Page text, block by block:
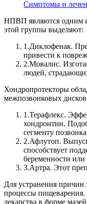
Симптомы и
НПВП являются одним
этой группы выделяют:
1.Диклофенак.
привести к
2.Мовалис.
людей,
Хондропротекторы
межпозвонковых
1.Терафлекс.
хондроитин.
сегменту
2.Афлутоп.
способствует
беременности
3.Артра. Этот
Для устранения причин
процессы пищеварения.
лекарства в форме